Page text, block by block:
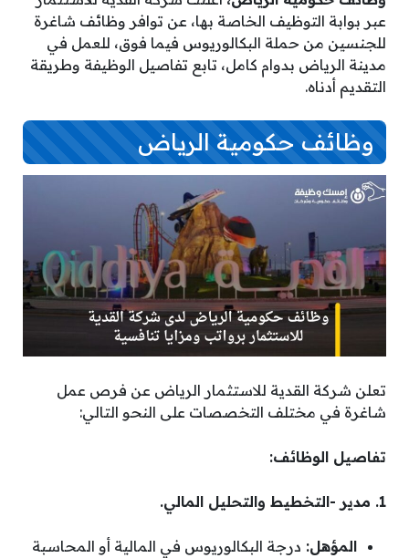
عبر بوابة التوظيف الخاصة بها، عن توافر وظائف شاغرة
للجنسين من حملة البكالوريوس فيما فوق، للعمل في
مدينة الرياض بدوام كامل، تابع تفاصيل الوظيفة وطريقة
التقديم أدناه.
وظائف حكومية الرياض
تعلن شركة القدية للاستثمار الرياض عن فرص عمل
شاغرة في مختلف التخصصات على النحو التالي:
تفاصيل الوظائف:
1. مدير -التخطيط والتحليل المالي.
المؤهل: درجة البكالوريوس في المالية أو المحاسبة